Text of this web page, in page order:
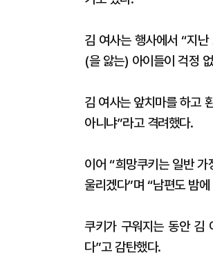
김 여사는 행사에서 “지
(을 앓는) 아이들이 걱정
김 여사는 앞치마를 하고
아니냐”라고 격려했다.
이어 “희망쿠키는 일반
울리겠다”며 “남편도 밤
쿠키가 구워지는 동안 김
다”고 감탄했다.